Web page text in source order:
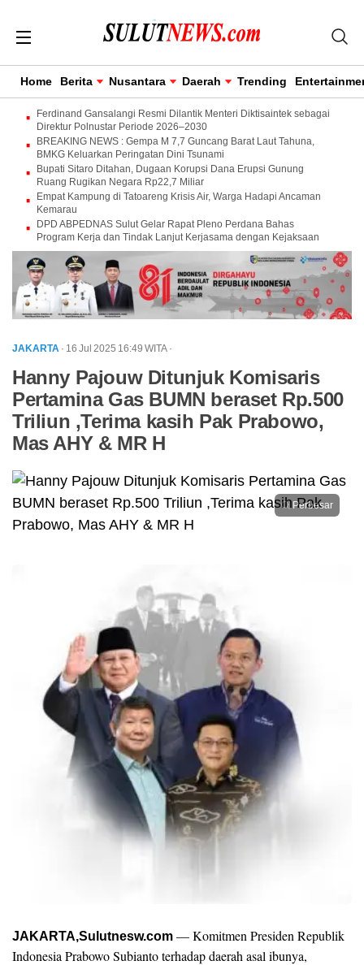
Home Berita Nusantara Daerah Trending
Ferdinand Gansalangi Resmi Dilantik Menteri Diktisaintek sebagai
Direktur Polnustar Periode 2026–2030
BREAKING NEWS : Gempa M 7,7 Guncang Barat Laut Tahuna,
BMKG Keluarkan Peringatan Dini Tsunami
Bupati Sitaro Ditahan, Dugaan Korupsi Dana Erupsi Gunung
Ruang Rugikan Negara Rp22,7 Miliar
Empat Kampung di Tatoareng Krisis Air, Warga Hadapi Ancaman
Kemarau
DPD ABPEDNAS Sulut Gelar Rapat Pleno Perdana Bahas
Program Kerja dan Tindak Lanjut Kerjasama dengan Kejaksaan
JAKARTA · 16 Jul 2025 16:49 WITA ·
Hanny Pajouw Ditunjuk Komisaris
Pertamina Gas BUMN beraset Rp.500
Triliun ,Terima kasih Pak Prabowo,
Mas AHY & MR H
Perbesar
JAKARTA,Sulutnesw.com — Komitmen Presiden Republik
Indonesia Prabowo Subianto terhadap daerah asal ibunya,